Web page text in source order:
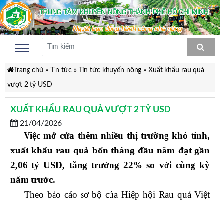
Trang chủ » Tin tức» Tin tức khuyến nông» Xuất khẩu rau quả
vượt 2 tỷ USD
XUẤT KHẨU RAU QUẢ VƯỢT 2 TỶ USD
21/04/2026
Việc mở cửa thêm nhiều thị trường khó tính,
xuất khẩu rau quả bốn tháng đầu năm đạt gần
2,06 tỷ USD, tăng trưởng 22% so với cùng kỳ
năm trước.
Theo báo cáo sơ bộ của Hiệp hội Rau quả Việt